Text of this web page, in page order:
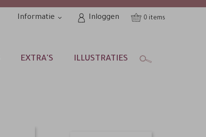
Informatie Inloggen 0
EXTRA'S ILLUSTRATIES